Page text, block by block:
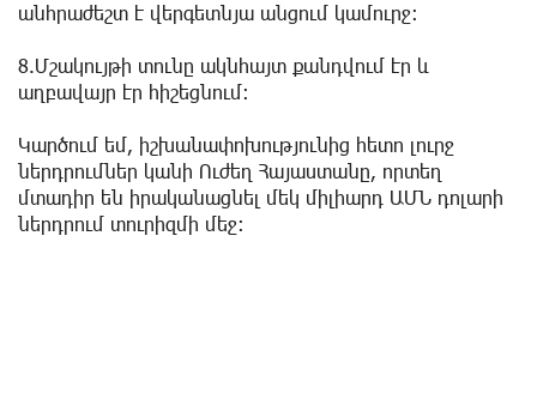
անհրաժեշտ է վերգետնյա անցում կամուրջ։
8.Մշակույթի տունը ակնհայտ քանդվում էր և
աղբավայր էր հիշեցնում։
Կարծում եմ, իշխանափոխությունից հետո լուրջ
ներդրումներ կանի Ուժեղ Հայաստանը, որտեղ
մտադիր են իրականացնել մեկ միլիարդ ԱՄՆ դոլարի
ներդրում տուրիզմի մեջ։